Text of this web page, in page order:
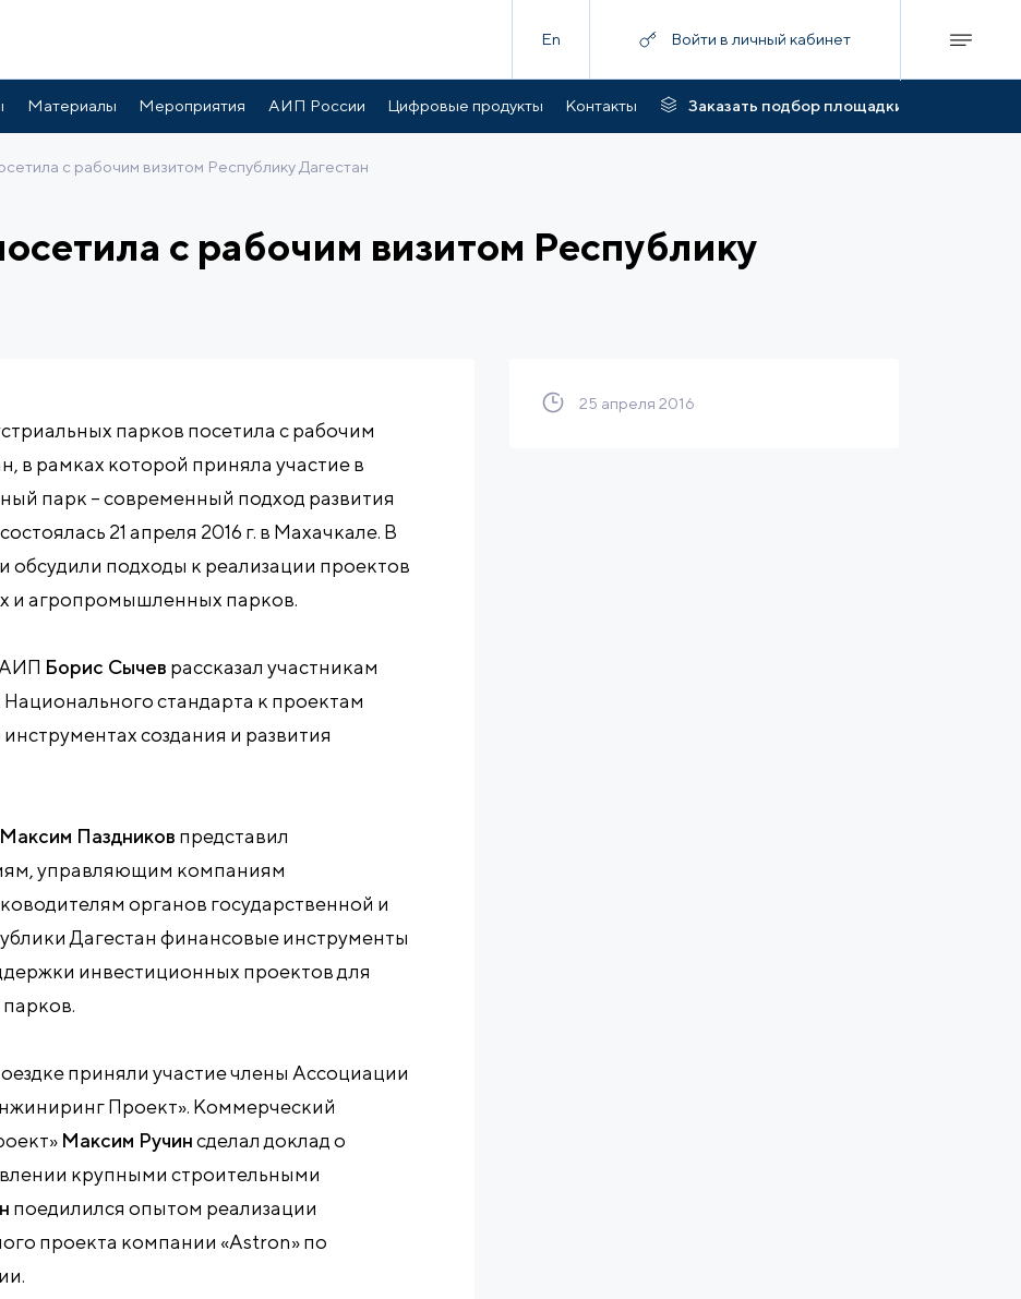
En Войти в личный кабинет
Материалы Мероприятия АИП России Цифровые продукты Контакты Заказать подбор площадки
с рабочим визитом Республику Дагестан
с рабочим визитом Республику
парков посетила с рабочим
в рамках которой приняла участие в
парк – современный подход развития
21 апреля 2016 г. в Махачкале. В
обсудили подходы к реализации проектов
и агропромышленных парков.
АИП Борис Сычев рассказал участникам
стандарта к проектам
создания и развития
Максим Паздников представил
управляющим компаниям
органов государственной и
Дагестан финансовые инструменты
инвестиционных проектов для
приняли участие члены Ассоциации
Проект». Коммерческий
Максим Ручинсделал доклад о
крупными строительными
поедилился опытом реализации
проекта компании «Astron» по
25 апреля 2016